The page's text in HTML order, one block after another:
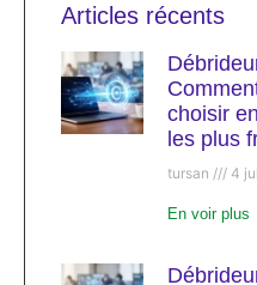
Articles récents
choisir
les plus
tursan 4
En voir plus